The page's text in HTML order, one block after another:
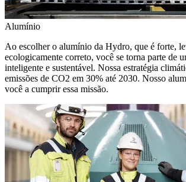
Alumínio
Ao escolher o alumínio da Hydro, que é forte,
ecologicamente correto, você se torna parte de
inteligente e sustentável. Nossa estratégia
emissões de CO2 em 30% até 2030. Nosso
você a cumprir essa missão.